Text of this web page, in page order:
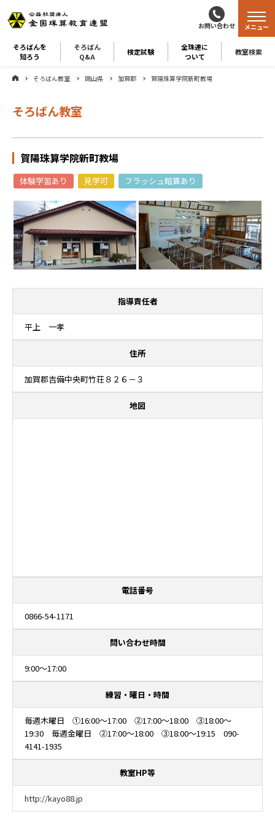
お問い合わせ
そろばんを
知ろう
そろばん
Q&A
検定試験
全珠連に
ついて
教室検索
メニュー
そろばん教室 岡山県 加賀郡 賀陽珠算学院新町教場
そろばん教室
賀陽珠算学院新町教場
体験学習あり 見学可 フラッシュ暗算あり
指導責任者
平上 一孝
住所
加賀郡吉備中央町竹荘８２６－３
地図
電話番号
0866-54-1171
問い合わせ時間
9:00～17:00
練習・曜日・時間
毎週木曜日 ①16:00～17:00 ②17:00～18:00 ③18:00～
19:30 毎週金曜日 ②17:00～18:00 ③18:00～19:15 090-
4141-1935
教室HP等
http://kayo88.jp